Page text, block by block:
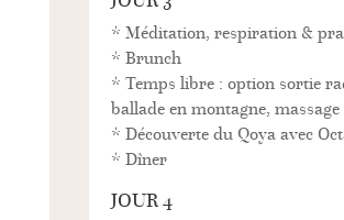
* Méditation, respiration &
* Brunch
* Temps libre : option sortie
ballade en montagne,
* Découverte du Qoya avec
* Dîner
JOUR 4